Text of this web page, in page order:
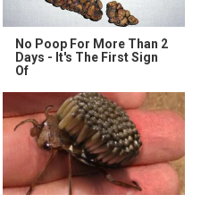
No Poop For More Than 2
Days - It's The First Sign
Of